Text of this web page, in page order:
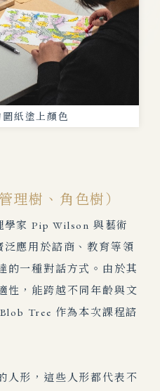
紙塗上顏色
理樹、角色樹）
家 Pip Wilson 與藝術
應用於諮商、教育等領
的一種對話方式。由於其
性，能跨越不同年齡與文
Tree 作為本次課程諮
人形，這些人形都代表不